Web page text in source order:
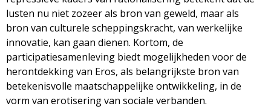
lusten nu niet zozeer als bron van geweld, maar als
bron van culturele scheppingskracht, van werkelijke
innovatie, kan gaan dienen. Kortom, de
participatiesamenleving biedt mogelijkheden voor de
herontdekking van Eros, als belangrijkste bron van
betekenisvolle maatschappelijke ontwikkeling, in de
vorm van erotisering van sociale verbanden.